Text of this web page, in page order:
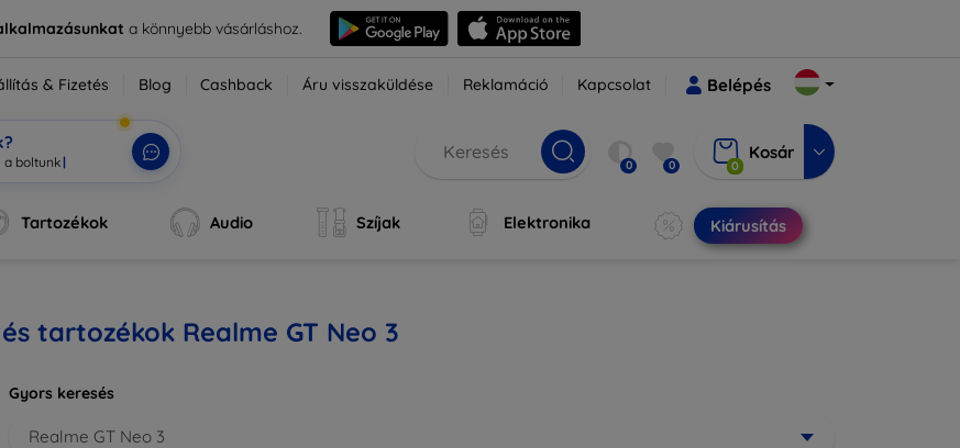
a könnyebb vásárláshoz.
& Fizetés Blog Cashback Áru visszaküldése Reklamáció Kapcsolat Belépés
0 0 0
Kosár
Tartozékok Audio Szíjak Elektronika Kiárusítás
tartozékok Realme GT Neo 3
Gyors keresés
Realme GT Neo 3